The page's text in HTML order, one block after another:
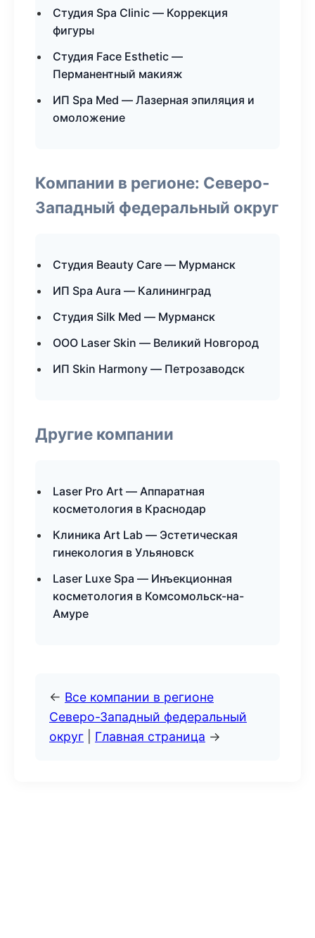
Студия Spa Clinic — Коррекция
фигуры
Студия Face Esthetic —
Перманентный макияж
ИП Spa Med — Лазерная эпиляция и
омоложение
Компании в регионе: Северо-
Западный федеральный округ
Студия Beauty Care — Мурманск
ИП Spa Aura — Калининград
Студия Silk Med — Мурманск
ООО Laser Skin — Великий Новгород
ИП Skin Harmony — Петрозаводск
Другие компании
Laser Pro Art — Аппаратная
косметология в Краснодар
Клиника Art Lab — Эстетическая
гинекология в Ульяновск
Laser Luxe Spa — Инъекционная
косметология в Комсомольск-на-
Амуре
← Все компании в регионе
Северо-Западный федеральный
округ
Главная страница →